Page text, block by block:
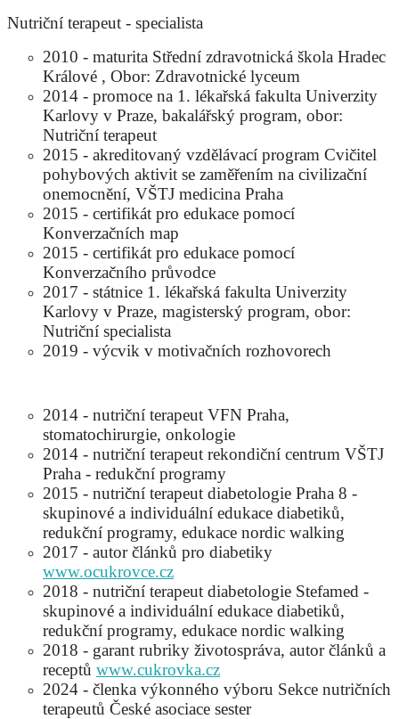
Nutriční terapeut - specialista
2010 - maturita Střední zdravotnická škola Hradec
Králové , Obor: Zdravotnické lyceum
2014 - promoce na 1. lékařská fakulta Univerzity
Karlovy v Praze, bakalářský program, obor:
Nutriční terapeut
2015 - akreditovaný vzdělávací program Cvičitel
pohybových aktivit se zaměřením na civilizační
onemocnění, VŠTJ medicina Praha
2015 - certifikát pro edukace pomocí
Konverzačních map
2015 - certifikát pro edukace pomocí
Konverzačního průvodce
2017 - státnice 1. lékařská fakulta Univerzity
Karlovy v Praze, magisterský program, obor:
Nutriční specialista
2019 - výcvik v motivačních rozhovorech
2014 - nutriční terapeut VFN Praha,
stomatochirurgie, onkologie
2014 - nutriční terapeut rekondiční centrum VŠTJ
Praha - redukční programy
2015 - nutriční terapeut diabetologie Praha 8 -
skupinové a individuální edukace diabetiků,
redukční programy, edukace nordic walking
2017 - autor článků pro diabetiky
www.ocukrovce.cz
2018 - nutriční terapeut diabetologie Stefamed -
skupinové a individuální edukace diabetiků,
redukční programy, edukace nordic walking
2018 - garant rubriky životospráva, autor článků a
receptů www.cukrovka.cz
2024 - členka výkonného výboru Sekce nutričních
terapeutů České asociace sester